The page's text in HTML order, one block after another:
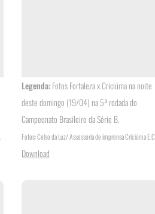
Legenda:Fotos Fortaleza x Criciúma na noite
deste domingo (19/04) na 5ª rodada do
Campeonato Brasileiro da Série B.
Fotos: Celso da Luz/ Assessoria de imprensa Criciúma E.C.
Download